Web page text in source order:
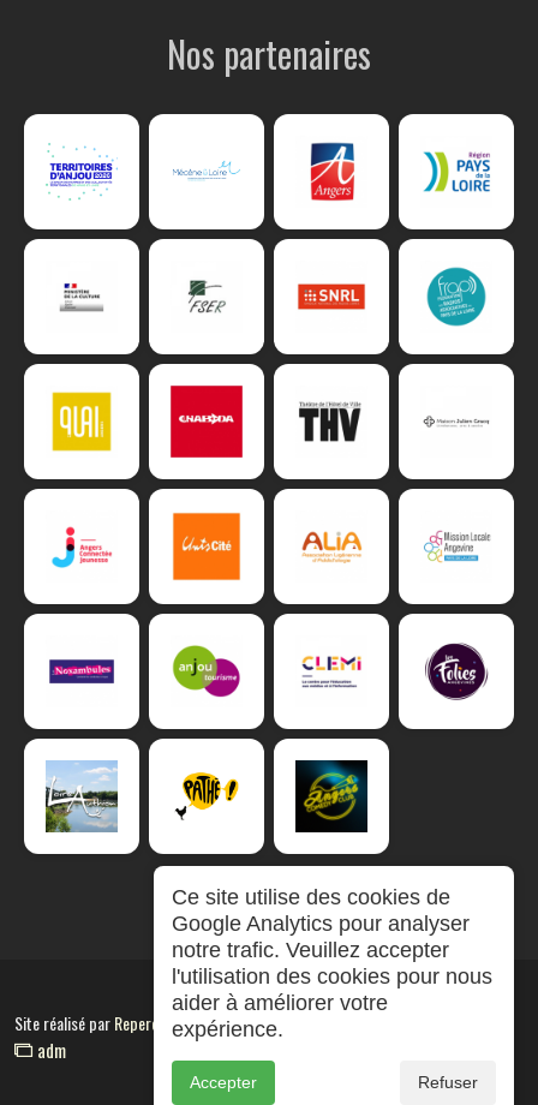
Nos partenaires
Site réalisé parRepereCom
adm
Ce site utilise des cookies de
Google Analytics pour analyser
notre trafic. Veuillez accepter
l'utilisation des cookies pour nous
aider à améliorer votre
expérience.
Accepter Refuser